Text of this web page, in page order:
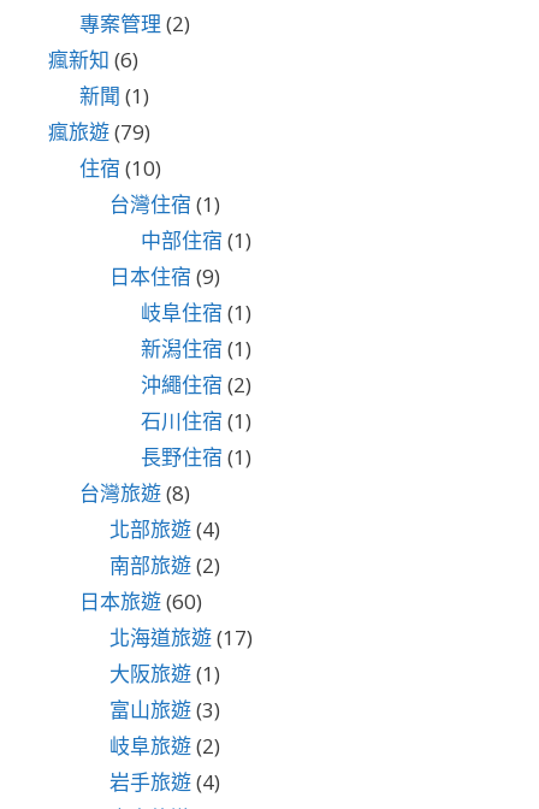
專案管理 (2)
瘋新知 (6)
新聞 (1)
瘋旅遊(79)
住宿 (10)
台灣住宿 (1)
中部住宿 (1)
日本住宿 (9)
岐阜住宿 (1)
新潟住宿 (1)
沖繩住宿 (2)
石川住宿 (1)
長野住宿 (1)
台灣旅遊(8)
北部旅遊(4)
南部旅遊(2)
日本旅遊(60)
北海道旅遊(17)
大阪旅遊(1)
富山旅遊(3)
岐阜旅遊(2)
岩手旅遊(4)